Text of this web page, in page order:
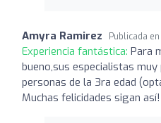
Amyra Ramirez Publicada en
Experiencia fantástica: Para
bueno,sus especialistas
personas de la 3ra edad
Muchas felicidades sigan